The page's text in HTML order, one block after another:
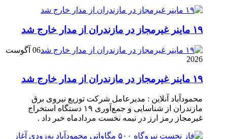
۱۹ ماینر غیرمجاز در مازندران از مدار خارج شد
06 آگوست
2026
۱۹ ماینر غیرمجاز در مازندران از مدار خارج شد
محمودآباد آنلاین : مدیرعامل شرکت توزیع نیروی برق
مازندران از شناسایی و جمع‌آوری ۱۹ دستگاه استخراج
غیرمجاز رمز ارز در نیمه نخست مردادماه خبر داد .